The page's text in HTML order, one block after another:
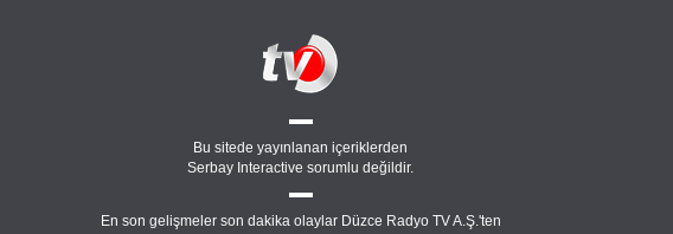
Bu sitede yayınlanan içeriklerden
Serbay Interactive sorumlu değildir.
En son gelişmeler son dakika olaylar Düzce Radyo TV A.Ş.'ten